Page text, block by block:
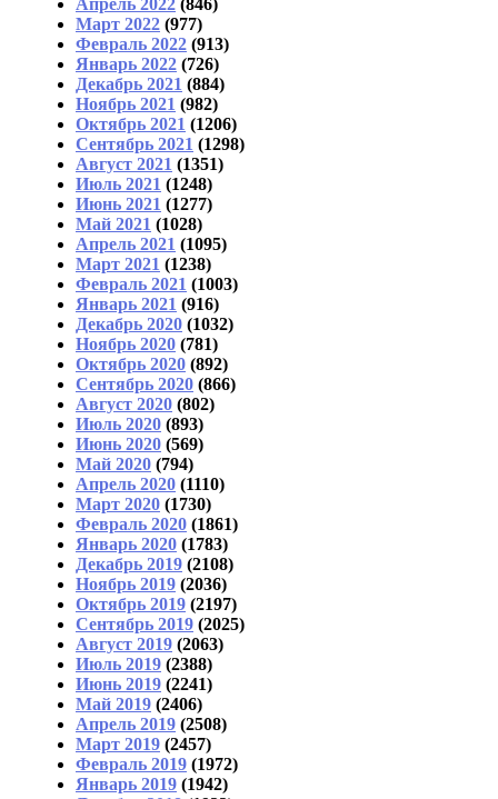
Апрель 2022 (846)
Март 2022 (977)
Февраль 2022 (913)
Январь 2022 (726)
Декабрь 2021 (884)
Ноябрь 2021 (982)
Октябрь 2021 (1206)
Сентябрь 2021 (1298)
Август 2021 (1351)
Июль 2021 (1248)
Июнь 2021 (1277)
Май 2021 (1028)
Апрель 2021 (1095)
Март 2021 (1238)
Февраль 2021 (1003)
Январь 2021 (916)
Декабрь 2020 (1032)
Ноябрь 2020 (781)
Октябрь 2020 (892)
Сентябрь 2020 (866)
Август 2020 (802)
Июль 2020 (893)
Июнь 2020 (569)
Май 2020 (794)
Апрель 2020 (1110)
Март 2020 (1730)
Февраль 2020 (1861)
Январь 2020 (1783)
Декабрь 2019 (2108)
Ноябрь 2019 (2036)
Октябрь 2019 (2197)
Сентябрь 2019 (2025)
Август 2019 (2063)
Июль 2019 (2388)
Июнь 2019 (2241)
Май 2019 (2406)
Апрель 2019 (2508)
Март 2019 (2457)
Февраль 2019 (1972)
Январь 2019 (1942)